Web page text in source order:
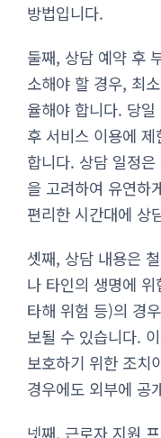
방법입니다.
둘째, 상담 예약 후
소해야 할 경우, 최
율해야 합니다. 당
후 서비스 이용에
합니다. 상담 일정
을 고려하여 유연하
편리한 시간대에 상
셋째, 상담 내용은
나 타인의 생명에 위
타해 위험 등)의 경
보될 수 있습니다.
보호하기 위한 조치
경우에도 외부에 공
넷째, 근로자 지원